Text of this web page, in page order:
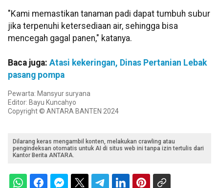
"Kami memastikan tanaman padi dapat tumbuh subur
jika terpenuhi ketersediaan air, sehingga bisa
mencegah gagal panen," katanya.
Baca juga: Atasi kekeringan, Dinas Pertanian Lebak
pasang pompa
Pewarta: Mansyur suryana
Editor: Bayu Kuncahyo
Copyright © ANTARA BANTEN 2024
Dilarang keras mengambil konten, melakukan crawling atau
pengindeksan otomatis untuk AI di situs web ini tanpa izin tertulis dari
Kantor Berita ANTARA.